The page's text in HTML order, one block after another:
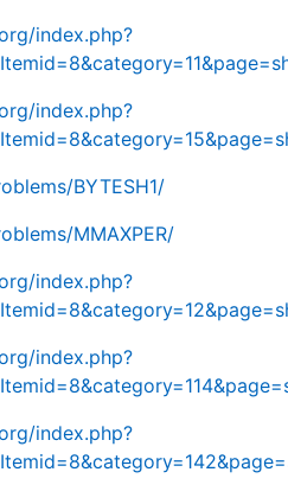
index.php?
index.php?
BYTESH1/
MMAXPER/
index.php?
index.php?
index.php?